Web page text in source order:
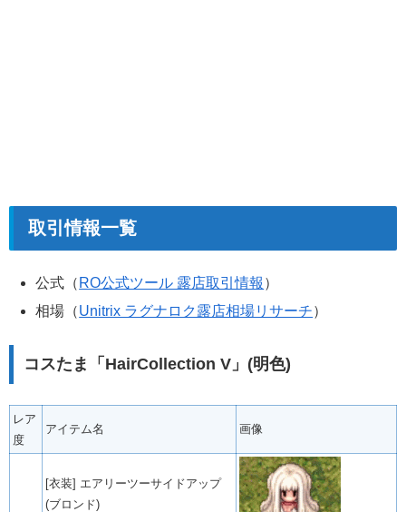
取引情報一覧
公式（ RO公式ツール 露店取引情報 ）
相場（Unitrix ラグナロク露店相場リサーチ）
コスたま「HairCollection V」(明色)
レア
度
アイテム名 画像
[衣装] エアリーツーサイドアップ
(ブロンド)